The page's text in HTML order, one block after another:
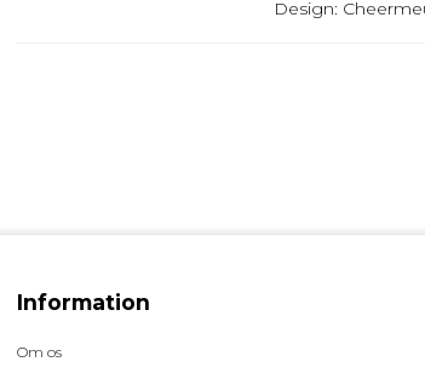
Design:
Information
Om os